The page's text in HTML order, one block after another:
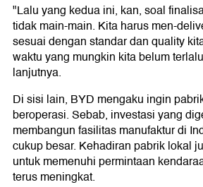
"Lalu yang kedua ini, kan, soal
tidak main-main. Kita harus men-
sesuai dengan standar dan quality
waktu yang mungkin kita belum
lanjutnya.
Di sisi lain, BYD mengaku ingin
beroperasi. Sebab, investasi yang
membangun fasilitas manufaktur di
cukup besar. Kehadiran pabrik lokal
untuk memenuhi permintaan
terus meningkat.